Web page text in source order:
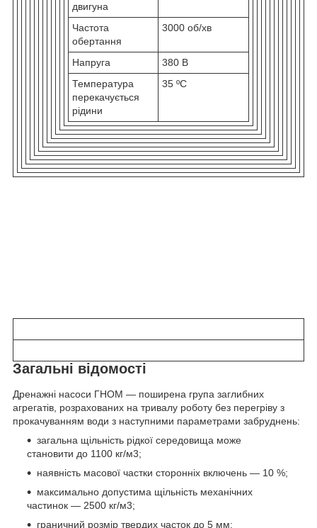
двигуна
Частота
обертання
3000 об/хв
Напруга
380 В
Температура
перекачується
рідини
35 ºС
Загальні відомості
Дренажні насоси ГНОМ — поширена група заглибних
агрегатів, розрахованих на тривалу роботу без перегріву з
прокачуванням води з наступними параметрами забруднень:
загальна щільність рідкої середовища може
становити до 1100 кг/м3;
наявність масової частки сторонніх включень — 10 %;
максимально допустима щільність механічних
частинок — 2500 кг/м3;
граничний розмір твердих часток до 5 мм;